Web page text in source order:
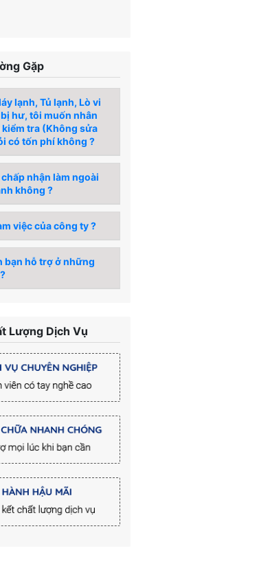
Gặp
lạnh, Tủ lạnh, Lò vi
hư, tôi muốn nhân
kiểm tra (Không sửa
có tốn phí không ?
nhận làm ngoài
không ?
việc của công ty ?
bạn hỗ trợ ở những
Lượng Dịch Vụ